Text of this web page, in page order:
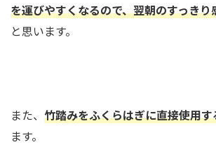
を運びやすくなるので、翌朝のすっきり
と思います。
また、 竹踏みをふくらはぎに直接使用す
ます。